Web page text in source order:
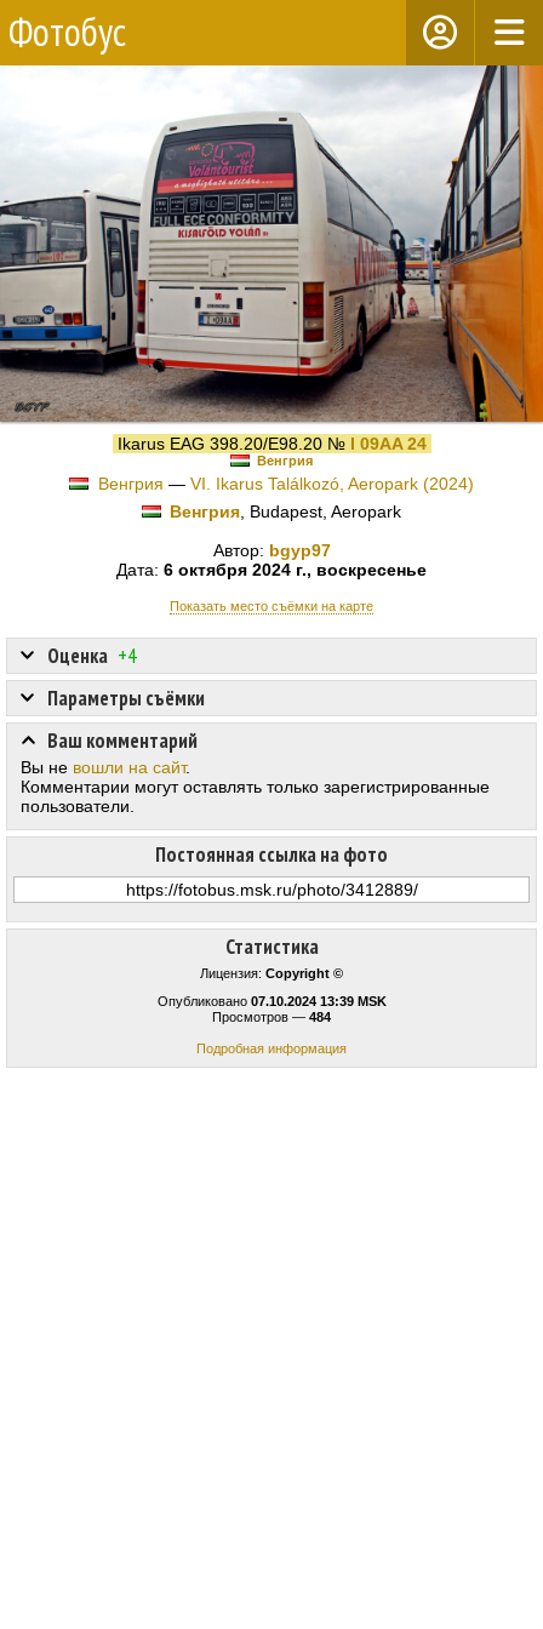
Фотобус
Ikarus EAG 398.20/E98.20 № I 09AA 24
Венгрия
Венгрия — VI. Ikarus Találkozó, Aeropark (2024)
Венгрия , Budapest, Aeropark
Автор: bgyp97
Дата: 6 октября 2024 г., воскресенье
Показать место съёмки на карте
Статистика
Лицензия: Copyright ©
Опубликовано 07.10.2024 13:39 MSK
Просмотров — 484
Подробная информация
Оценка +4
Постоянная ссылка на фото
Параметры съёмки
Ваш комментарий
Вы не вошли на сайт.
Комментарии могут оставлять только зарегистрированные
пользователи.